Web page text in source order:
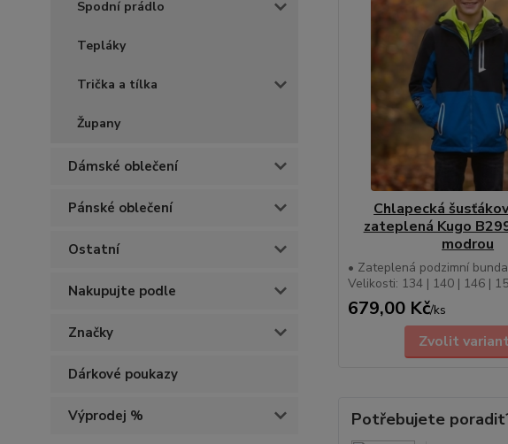
Spodní prádlo
Tepláky
Trička a tílka
Župany
Dámské oblečení
Pánské oblečení
Ostatní
Nakupujte podle
Značky
Dárkové poukazy
Výprodej %
Chlapecká
zateplená Kugo
modrou
• Zateplená podzimní
Velikosti: 134 | 140 | 146 |
679,00 Kč/ks
Zvolit
Potřebujete